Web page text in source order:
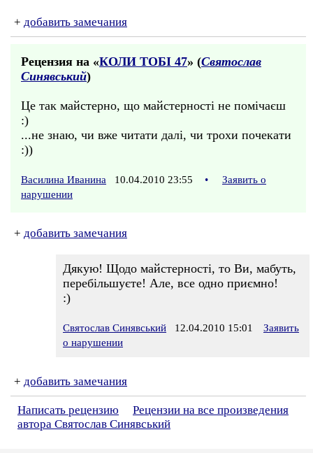
+ добавить замечания
Рецензия на «КОЛИ ТОБI 47» (Святослав
Синявський)
Це так майстерно, що майстерності не помічаєш
:)
...не знаю, чи вже читати далі, чи трохи почекати
:))
Василина Иванина 10.04.2010 23:55 •
Заявить о
нарушении
+ добавить замечания
Дякую! Щодо майстерності, то Ви, мабуть,
перебільшуєте! Але, все одно приємно!
:)
Святослав Синявський 12.04.2010 15:01
Заявить
о нарушении
+ добавить замечания
Написать рецензию
Рецензии на все произведения
автора Святослав Синявський